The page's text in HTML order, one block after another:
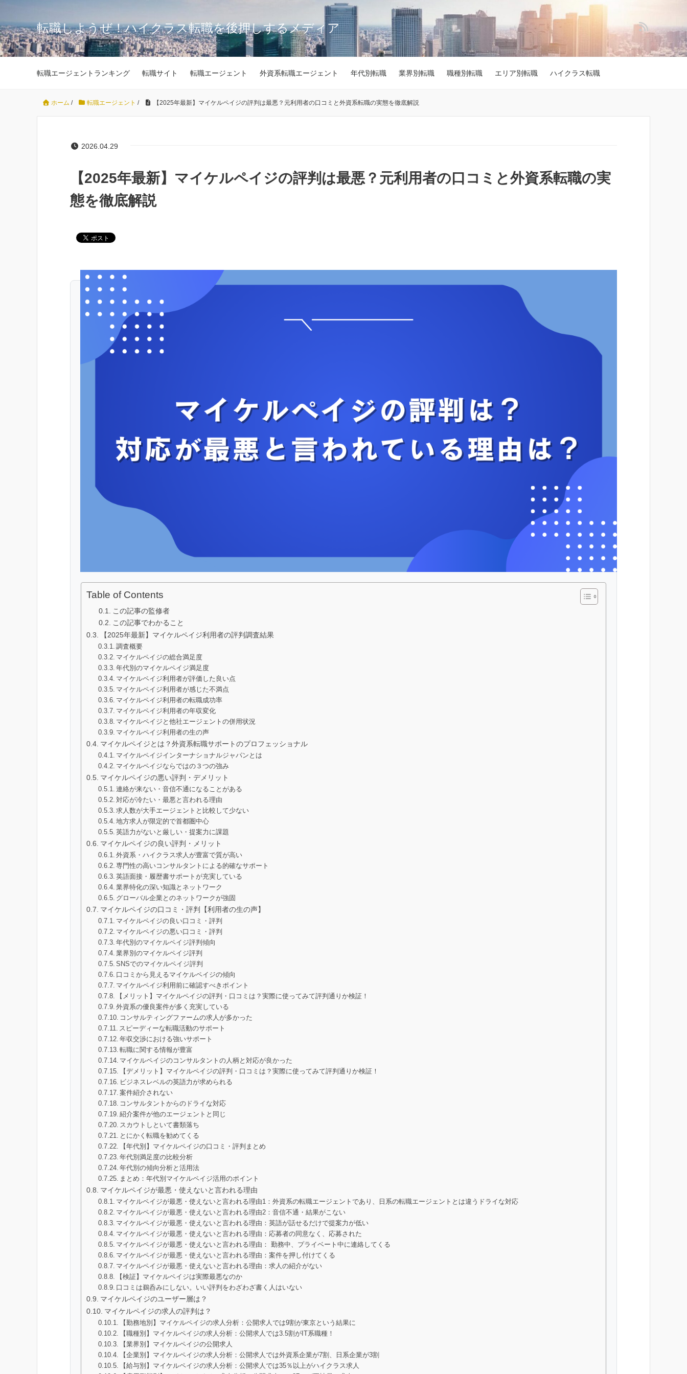
転職しようぜ！ハイクラス転職を後押しするメディア
転職エージェントランキング 転職サイト 転職エージェント 外資系転職エージェント 年代別転職 業界別転職 職種別転職 エリア別転職 ハイクラス転職
ホーム / 転職エージェント / 【2025年最新】マイケルペイジの評判は最悪？元利用者の口コミと外資系転職の実態を徹底解説
2026.04.29
【2025年最新】マイケルペイジの評判は最悪？元利用者の口コミと外資系転職の実
態を徹底解説
Table of Contents
この記事の監修者
この記事でわかること
【2025年最新】マイケルペイジ利用者の評判調査結果
調査概要
マイケルペイジの総合満足度
年代別のマイケルペイジ満足度
マイケルペイジ利用者が評価した良い点
マイケルペイジ利用者が感じた不満点
マイケルペイジ利用者の転職成功率
マイケルペイジ利用者の年収変化
マイケルペイジと他社エージェントの併用状況
マイケルペイジ利用者の生の声
マイケルペイジとは？外資系転職サポートのプロフェッショナル
マイケルペイジインターナショナルジャパンとは
マイケルペイジならではの３つの強み
マイケルペイジの悪い評判・デメリット
連絡が来ない・音信不通になることがある
対応が冷たい・最悪と言われる理由
求人数が大手エージェントと比較して少ない
地方求人が限定的で首都圏中心
英語力がないと厳しい・提案力に課題
マイケルペイジの良い評判・メリット
外資系・ハイクラス求人が豊富で質が高い
専門性の高いコンサルタントによる的確なサポート
英語面接・履歴書サポートが充実している
業界特化の深い知識とネットワーク
グローバル企業とのネットワークが強固
マイケルペイジの口コミ・評判【利用者の生の声】
マイケルペイジの良い口コミ・評判
マイケルペイジの悪い口コミ・評判
年代別のマイケルペイジ評判傾向
業界別のマイケルペイジ評判
SNSでのマイケルペイジ評判
口コミから見えるマイケルペイジの傾向
マイケルペイジ利用前に確認すべきポイント
【メリット】マイケルペイジの評判・口コミは？実際に使ってみて評判通りか検証！
外資系の優良案件が多く充実している
コンサルティングファームの求人が多かった
スピーディーな転職活動のサポート
年収交渉における強いサポート
転職に関する情報が豊富
マイケルペイジのコンサルタントの人柄と対応が良かった
【デメリット】マイケルペイジの評判・口コミは？実際に使ってみて評判通りか検証！
ビジネスレベルの英語力が求められる
案件紹介されない
コンサルタントからのドライな対応
紹介案件が他のエージェントと同じ
スカウトしといて書類落ち
とにかく転職を勧めてくる
【年代別】マイケルペイジの口コミ・評判まとめ
年代別満足度の比較分析
年代別の傾向分析と活用法
まとめ：年代別マイケルペイジ活用のポイント
マイケルペイジが最悪・使えないと言われる理由
マイケルペイジが最悪・使えないと言われる理由1：外資系の転職エージェントであり、日系の転職エージェントとは違うドライな対応
マイケルペイジが最悪・使えないと言われる理由2：音信不通・結果がこない
マイケルペイジが最悪・使えないと言われる理由：英語が話せるだけで提案力が低い
マイケルペイジが最悪・使えないと言われる理由：応募者の同意なく、応募された
マイケルペイジが最悪・使えないと言われる理由： 勤務中、プライベート中に連絡してくる
マイケルペイジが最悪・使えないと言われる理由：案件を押し付けてくる
マイケルペイジが最悪・使えないと言われる理由：求人の紹介がない
【検証】マイケルペイジは実際最悪なのか
口コミは鵜呑みにしない。いい評判をわざわざ書く人はいない
マイケルペイジのユーザー層は？
マイケルペイジの求人の評判は？
【勤務地別】マイケルペイジの求人分析：公開求人では9割が東京という結果に
【職種別】マイケルペイジの求人分析：公開求人では3.5割がIT系職種！
【業界別】マイケルペイジの公開求人
【企業別】マイケルペイジの求人分析：公開求人では外資系企業が7割、日系企業が3割
【給与別】マイケルペイジの求人分析：公開求人では35％以上がハイクラス求人